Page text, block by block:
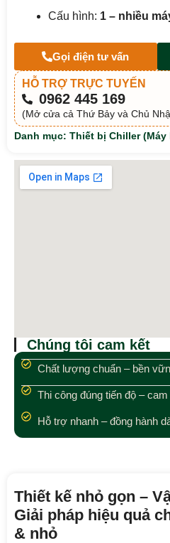
Cấu hình: 1 – nhiều
Gọi điện tư vấn
HỖ TRỢ TRỰC TUYẾN
0962 445 169
(Mở cửa cả Thứ Bảy và Chủ
Danh mục: Thiết bị Chiller
Chúng tôi cam kết
Chất lượng chuẩn – bền
Thi công đúng tiến độ –
Hỗ trợ nhanh – đồng hành
Thiết kế nhỏ gọn –
Giải pháp hiệu quả
& nhỏ